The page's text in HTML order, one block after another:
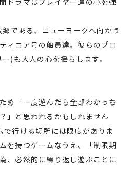
ドラマはプレイヤー達の心を強
である、ニューヨークへ向かう
ィコア号の船員達。彼らのプロ
)も大人の心を揺らします。
め「一度遊んだら全部わかっち
」と思われるかもしれません
行ける場所には限度がありま
を持つゲームなうえ、「制限期
、必然的に繰り返し遊ぶことに